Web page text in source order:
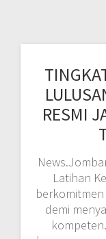
RESMI
Latihan
demi